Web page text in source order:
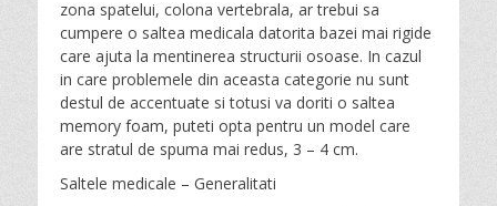
zona spatelui, colona vertebrala, ar trebui sa
cumpere o saltea medicala datorita bazei mai rigide
care ajuta la mentinerea structurii osoase. In cazul
in care problemele din aceasta categorie nu sunt
destul de accentuate si totusi va doriti o saltea
memory foam, puteti opta pentru un model care
are stratul de spuma mai redus, 3 – 4 cm.
Saltele medicale – Generalitati